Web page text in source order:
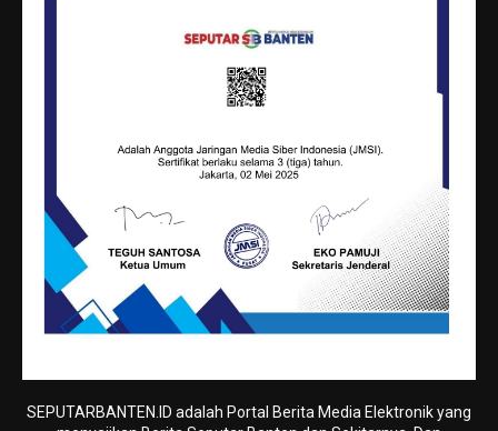
SEPUTARBANTEN.ID adalah Portal Berita Media Elektronik yang